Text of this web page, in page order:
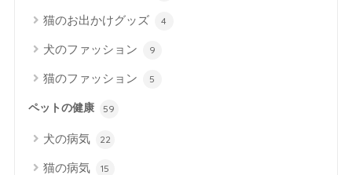
猫のお出かけグッズ 4
犬のファッション 9
猫のファッション 5
ペットの健康 59
犬の病気 22
猫の病気 15